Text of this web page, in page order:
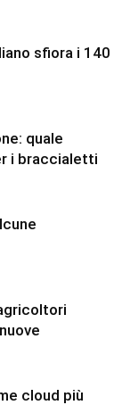
sfiora i 140
quale
i braccialetti
cloud più